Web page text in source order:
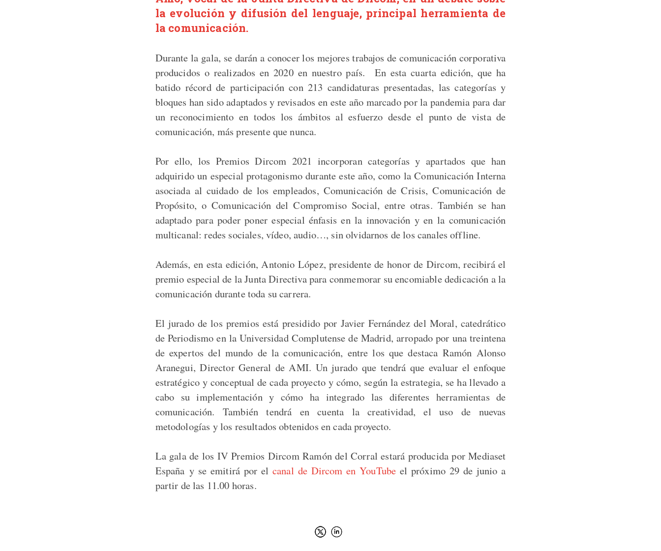
la evolución y difusión del lenguaje, principal herramienta de
la comunicación.
Durante la gala, se darán a conocer los mejores trabajos de comunicación corporativa
producidos o realizados en 2020 en nuestro país. En esta cuarta edición, que ha
batido récord de participación con 213 candidaturas presentadas, las categorías y
bloques han sido adaptados y revisados en este año marcado por la pandemia para dar
un reconocimiento en todos los ámbitos al esfuerzo desde el punto de vista de
comunicación, más presente que nunca.
Por ello, los Premios Dircom 2021 incorporan categorías y apartados que han
adquirido un especial protagonismo durante este año, como la Comunicación Interna
asociada al cuidado de los empleados, Comunicación de Crisis, Comunicación de
Propósito, o Comunicación del Compromiso Social, entre otras. También se han
adaptado para poder poner especial énfasis en la innovación y en la comunicación
multicanal: redes sociales, vídeo, audio…, sin olvidarnos de los canales offline.
Además, en esta edición, Antonio López, presidente de honor de Dircom, recibirá el
premio especial de la Junta Directiva para conmemorar su encomiable dedicación a la
comunicación durante toda su carrera.
El jurado de los premios está presidido por Javier Fernández del Moral, catedrático
de Periodismo en la Universidad Complutense de Madrid, arropado por una treintena
de expertos del mundo de la comunicación, entre los que destaca Ramón Alonso
Aranegui, Director General de AMI. Un jurado que tendrá que evaluar el enfoque
estratégico y conceptual de cada proyecto y cómo, según la estrategia, se ha llevado a
cabo su implementación y cómo ha integrado las diferentes herramientas de
comunicación. También tendrá en cuenta la creatividad, el uso de nuevas
metodologías y los resultados obtenidos en cada proyecto.
La gala de los IV Premios Dircom Ramón del Corral estará producida por Mediaset
España y se emitirá por elcanal de Dircom en YouTube el próximo 29 de junio a
partir de las 11.00 horas.